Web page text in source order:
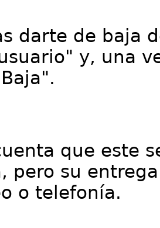
darte de baja
y, una
que este
pero su
o telefonía.